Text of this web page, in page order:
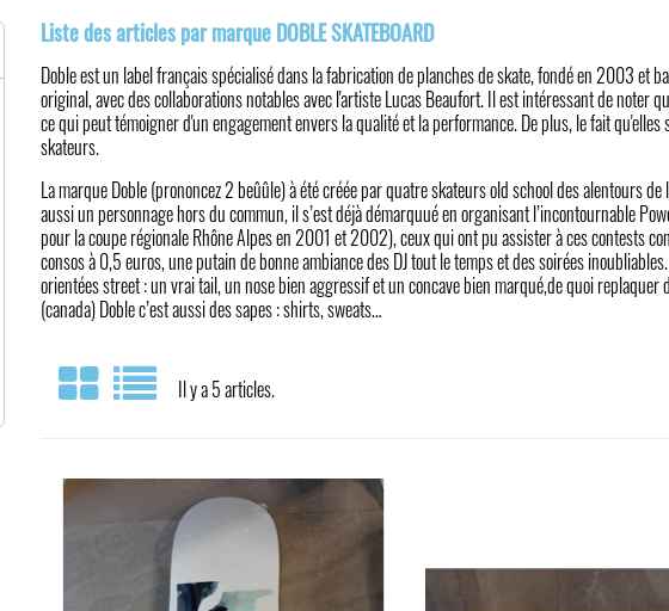
Liste des articles par marque DOBLE SKATEBOARD
Doble est un label français spécialisé dans la fabrication de planches de skate, fondé en 2003 et
original, avec des collaborations notables avec l'artiste Lucas Beaufort. Il est intéressant de noter
ce qui peut témoigner d'un engagement envers la qualité et la performance. De plus, le fait
skateurs.
La marque Doble (prononcez 2 beûûle) à été créée par quatre skateurs old school des alentours
aussi un personnage hors du commun, il s’est déjà démarquué en organisant l’incontournable
pour la coupe régionale Rhône Alpes en 2001 et 2002), ceux qui ont pu assister à ces contests
consos à 0,5 euros, une putain de bonne ambiance des DJ tout le temps et des soirées
orientées street : un vrai tail, un nose bien aggressif et un concave bien marqué,de quoi
(canada) Doble c’est aussi des sapes : shirts, sweats…
Il y a 5 articles.